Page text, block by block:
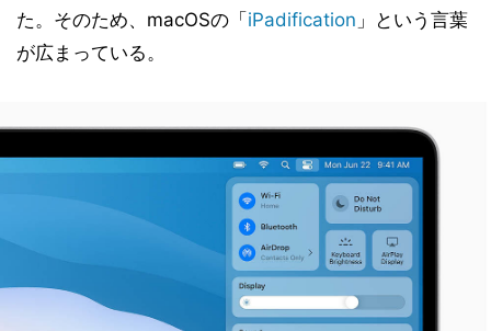
た。そのため、macOSの「 iPadification 」という言葉
が広まっている。